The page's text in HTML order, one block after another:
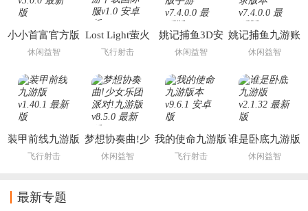
小小首富官方版
休闲益智
Lost Light萤火
突击手游下载国
飞行射击
姚记捕鱼3D安
卓版正版手游
休闲益智
姚记捕鱼九游账
号登录版本
休闲益智
装甲前线九游版
飞行射击
梦想协奏曲!少
女乐团派对!九
休闲益智
我的使命九游版
本
飞行射击
谁是卧底九游版
休闲益智
最新专题